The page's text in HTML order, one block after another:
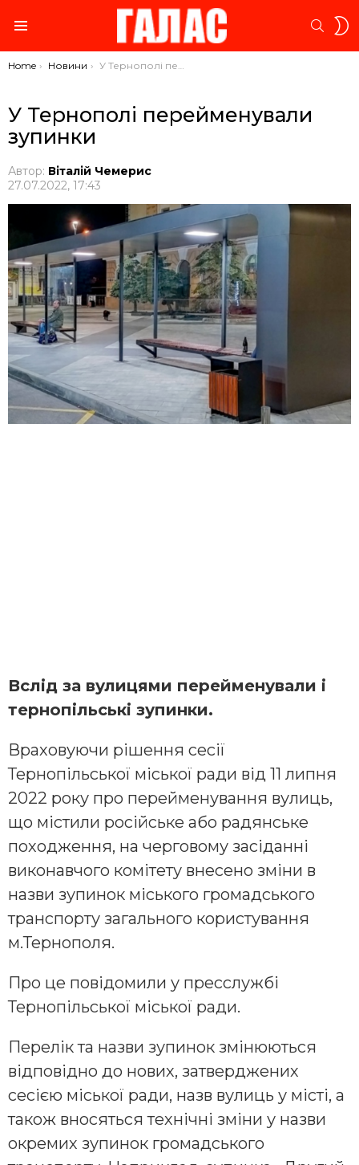
You are here:
Home Новини У Тернополі перейменували зупинки
У Тернополі перейменували
зупинки
Автор: Віталій Чемерис
27.07.2022, 17:43
Вслід за вулицями перейменували і
тернопільські зупинки.
Враховуючи рішення сесії
Тернопільської міської ради від 11 липня
2022 року про перейменування вулиць,
що містили російське або радянське
походження, на черговому засіданні
виконавчого комітету внесено зміни в
назви зупинок міського громадського
транспорту загального користування
м.Тернополя.
Про це повідомили у пресслужбі
Тернопільської міської ради.
Перелік та назви зупинок змінюються
відповідно до нових, затверджених
сесією міської ради, назв вулиць у місті, а
також вносяться технічні зміни у назви
окремих зупинок громадського